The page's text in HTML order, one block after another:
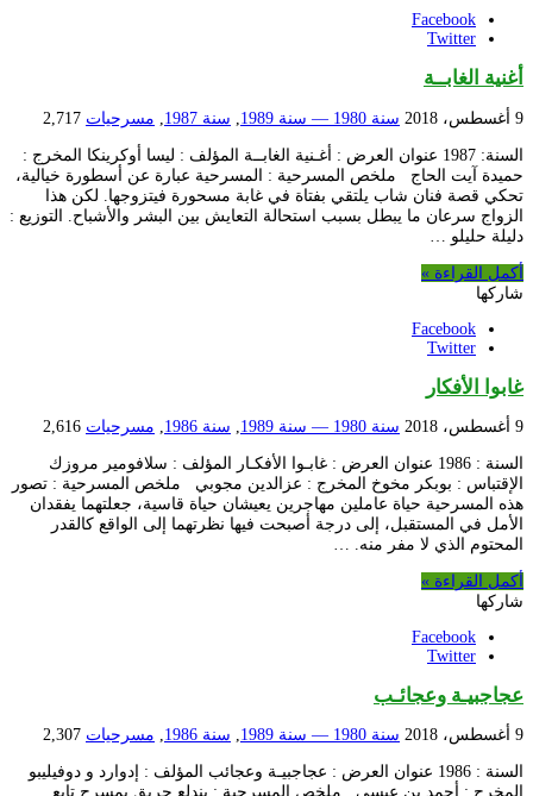
Facebook
Twitter
أغنية الغابــة
9 أغسطس، 2018 سنة 1980 — سنة 1989 سنة 1987 مسرحيات 2,717
السنة: 1987 عنوان العرض : أغـنية الغابــة المؤلف : ليسا أوكرينكا المخرج :
حميدة آيت الحاج ملخص المسرحية : المسرحية عبارة عن أسطورة خيالية،
تحكي قصة فنان شاب يلتقي بفتاة في غابة مسحورة فيتزوجها. لكن هذا
الزواج سرعان ما يبطل بسبب استحالة التعايش بين البشر والأشباح. التوزيع :
دليلة حليلو …
أكمل القراءة »
شاركها
Facebook
Twitter
غابوا الأفكار
9 أغسطس، 2018 سنة 1980 — سنة 1989 سنة 1986 مسرحيات 2,616
السنة : 1986 عنوان العرض : غابـوا الأفكـار المؤلف : سلافومير مروزك
الإقتباس : بوبكر مخوخ المخرج : عزالدين مجوبي ملخص المسرحية : تصور
هذه المسرحية حياة عاملين مهاجرين يعيشان حياة قاسية، جعلتهما يفقدان
الأمل في المستقبل، إلى درجة أصبحت فيها نظرتهما إلى الواقع كالقدر
المحتوم الذي لا مفر منه. …
أكمل القراءة »
شاركها
Facebook
Twitter
عجاجبيـة وعجائـب
9 أغسطس، 2018 سنة 1980 — سنة 1989 سنة 1986 مسرحيات 2,307
السنة : 1986 عنوان العرض : عجاجبيـة وعجائب المؤلف : إدوارد و دوفيليبو
المخرج : أحمد بن عيسى ملخص المسرحية : يندلع حريق بمسرح تابع